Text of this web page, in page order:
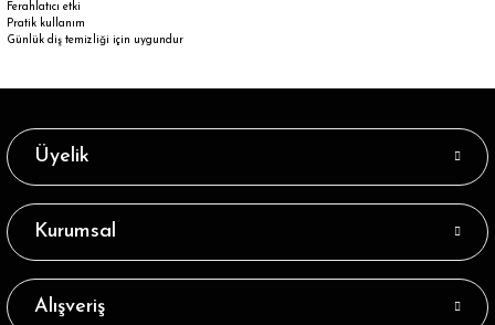
Ferahlatıcı etki
Pratik kullanım
Günlük diş temizliği için uygundur
Üyelik
Kurumsal
Alışveriş